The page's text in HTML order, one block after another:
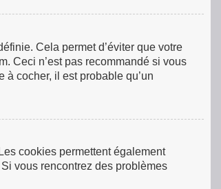
Cela permet d’éviter que votre
Ceci n’est pas recommandé si vous
cocher, il est probable qu’un
cookies permettent également
vous rencontrez des problèmes